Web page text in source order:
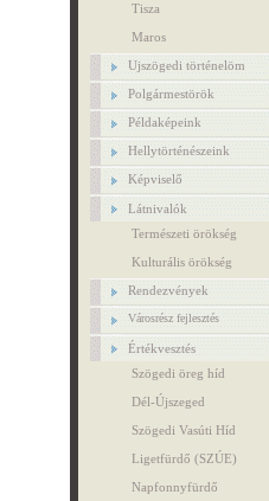
Tisza
Maros
Ujszögedi történelöm
Polgármestörök
Példaképeink
Hellytörténészeink
Képviselő
Látnivalók
Természeti örökség
Kulturális örökség
Rendezvények
Városrész fejlesztés
Értékvesztés
Szögedi öreg híd
Dél-Újszeged
Szögedi Vasúti Híd
Ligetfürdő (SZÚE)
Napfonnyfürdő